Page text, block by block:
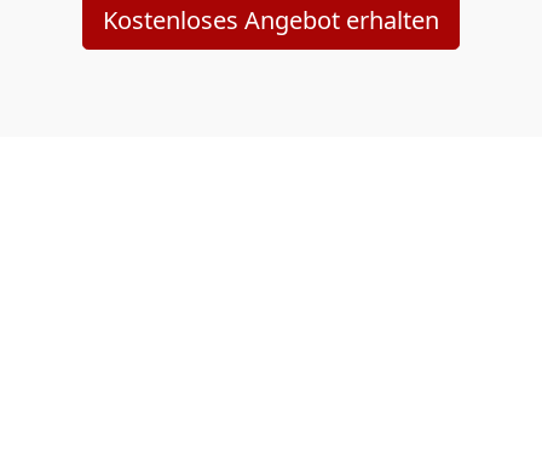
Kostenloses Angebot erhalten